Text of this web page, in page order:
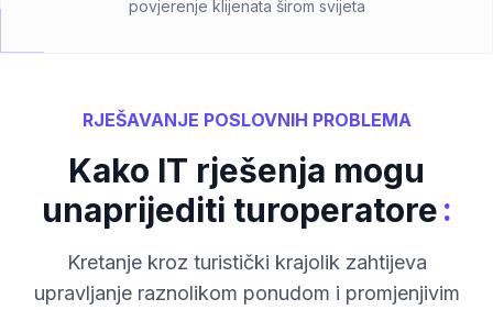
povjerenje klijenata širom svijeta
RJEŠAVANJE POSLOVNIH PROBLEMA
Kako IT rješenja mogu
unaprijediti turoperatore:
Kretanje kroz turistički krajolik zahtijeva
upravljanje raznolikom ponudom i promjenjivim